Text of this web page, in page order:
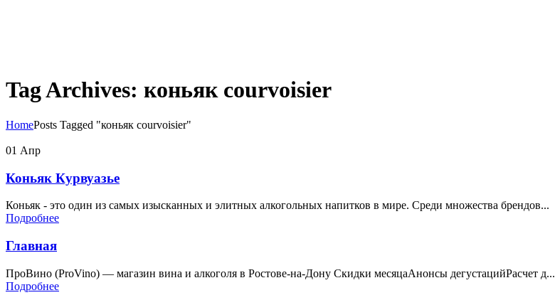
Tag Archives: коньяк courvoisier
HomePosts Tagged "коньяк courvoisier"
01 Апр
Коньяк Курвуазье
Коньяк - это один из самых изысканных и элитных алкогольных напитков в мире. Среди множества брендов...
Подробнее
Главная
ПроВино (ProVino) — магазин вина и алкоголя в Ростове-на-Дону Скидки месяцаАнонсы дегустацийРасчет д...
Подробнее